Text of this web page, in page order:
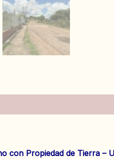
con Propiedad de Tierra